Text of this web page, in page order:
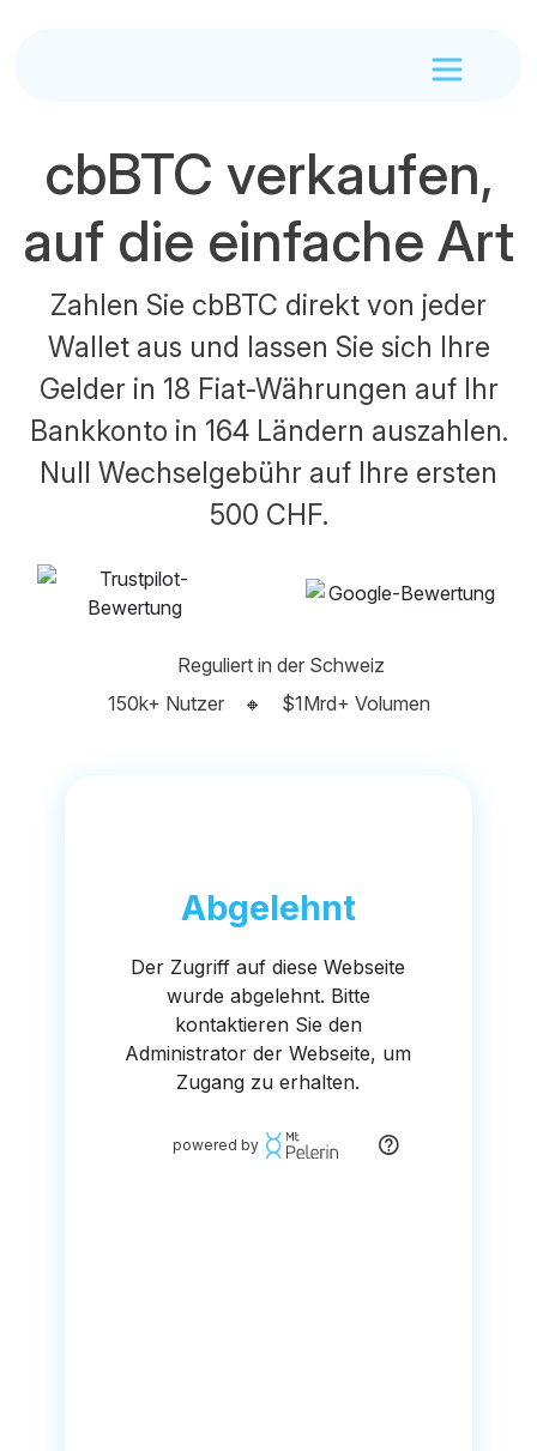
cbBTC verkaufen,
auf die einfache Art
Zahlen Sie cbBTC direkt von jeder
Wallet aus und lassen Sie sich Ihre
Gelder in 18 Fiat-Währungen auf Ihr
Bankkonto in 164 Ländern auszahlen.
Null Wechselgebühr auf Ihre ersten
500 CHF.
Reguliert in der Schweiz
150k+ Nutzer
🔸 $1Mrd+ Volumen